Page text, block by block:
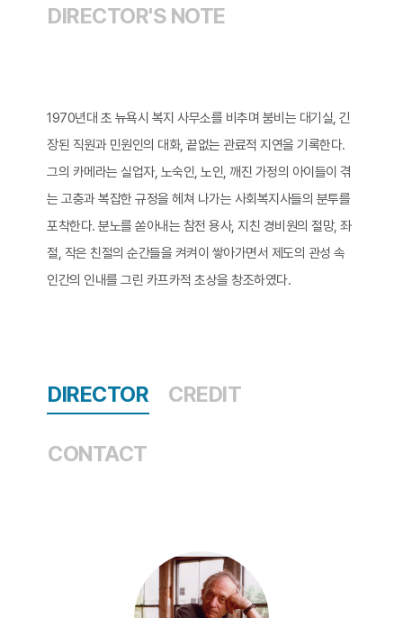
DIRECTOR'S NOTE
1970년대 초 뉴욕시 복지 사무소를 비추며 붐비는 대기실, 긴
장된 직원과 민원인의 대화, 끝없는 관료적 지연을 기록한다.
그의 카메라는 실업자, 노숙인, 노인, 깨진 가정의 아이들이 겪
는 고충과 복잡한 규정을 헤쳐 나가는 사회복지사들의 분투를
포착한다. 분노를 쏟아내는 참전 용사, 지친 경비원의 절망, 좌
절, 작은 친절의 순간들을 켜켜이 쌓아가면서 제도의 관성 속
인간의 인내를 그린 카프카적 초상을 창조하였다.​
DIRECTOR CREDIT
CONTACT